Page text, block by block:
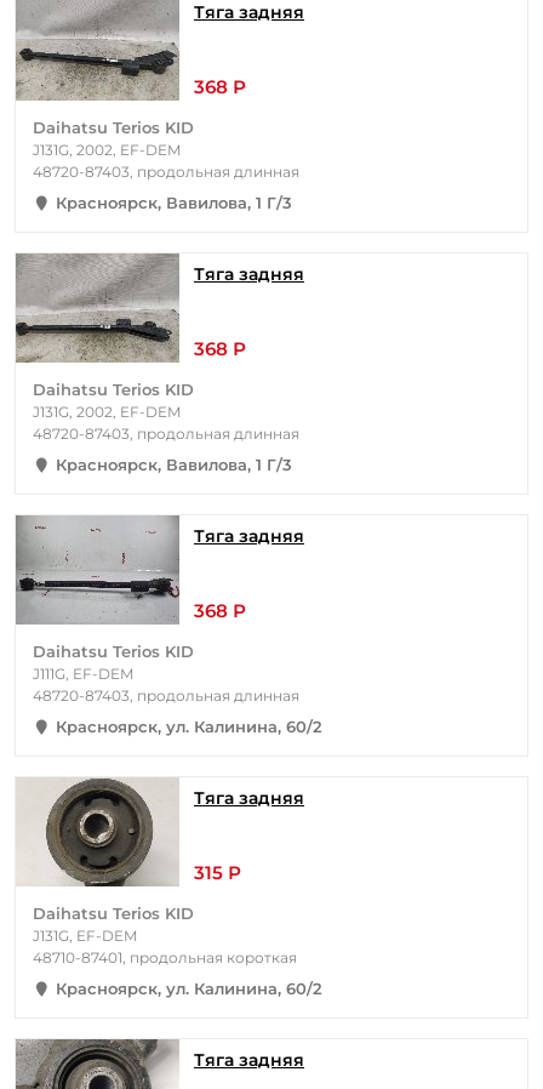
Тяга задняя
368 Р
Daihatsu Terios KID
J131G, 2002, EF-DEM
48720-87403, продольная длинная
Красноярск, Вавилова, 1 Г/3
Тяга задняя
368 Р
Daihatsu Terios KID
J131G, 2002, EF-DEM
48720-87403, продольная длинная
Красноярск, Вавилова, 1 Г/3
Тяга задняя
368 Р
Daihatsu Terios KID
J111G, EF-DEM
48720-87403, продольная длинная
Красноярск, ул. Калинина, 60/2
Тяга задняя
315 Р
Daihatsu Terios KID
J131G, EF-DEM
48710-87401, продольная короткая
Красноярск, ул. Калинина, 60/2
Тяга задняя